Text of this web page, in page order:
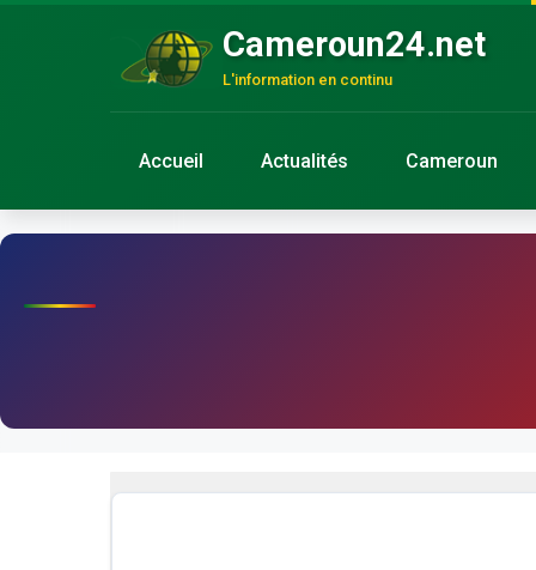
Cameroun24.net
L'information en continu
Accueil Actualités Cameroun